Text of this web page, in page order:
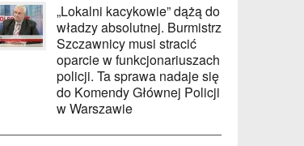
„Lokalni kacykowie” dążą do
władzy absolutnej. Burmistrz
Szczawnicy musi stracić
oparcie w funkcjonariuszach
policji. Ta sprawa nadaje się
do Komendy Głównej Policji
w Warszawie